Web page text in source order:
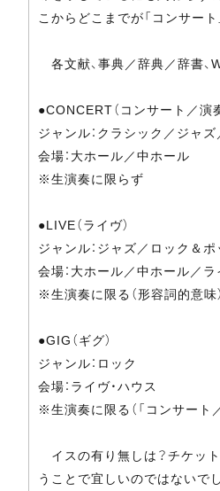
こからどこまでが「コンサート
各文献、事典／辞典／辞書、
●CONCERT（コンサート／演
ジャンル：クラシック／ジャ
会場：大ホール／中ホール
※生演奏に限らず
●LIVE（ライヴ）
ジャンル：ジャズ／ロック＆
会場：大ホール／中ホール／ラ
※生演奏に限る（形容詞的意味）
●GIG（ギグ）
ジャンル：ロック
会場：ライヴ・ハウス
※生演奏に限る（「コンサート
イスの有り無しは？チケッ
うことで宜しいのではないで